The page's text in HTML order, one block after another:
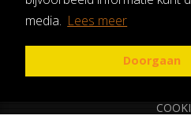
media. Lees meer
Doorgaan
ALGEMENE
RUILEN EN